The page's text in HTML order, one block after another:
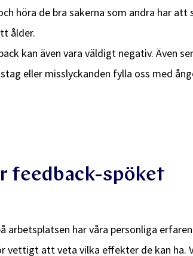
höra de bra sakerna som andra har att
ålder.
kan även vara väldigt negativ. Även
eller misslyckanden fylla oss med
feedback-spöket
arbetsplatsen har våra personliga
vettigt att veta vilka effekter de kan ha.